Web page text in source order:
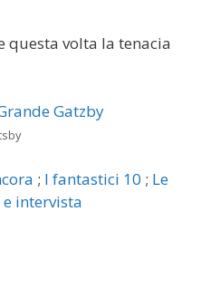
questa volta la tenacia
; I fantastici 10 ; Le
intervista